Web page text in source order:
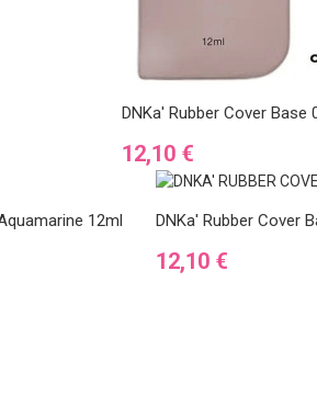
DNKa' Rubber Cover Base
Ár
12,10 €
12ml DNKa' Rubber Cover
Ár
12,10 €